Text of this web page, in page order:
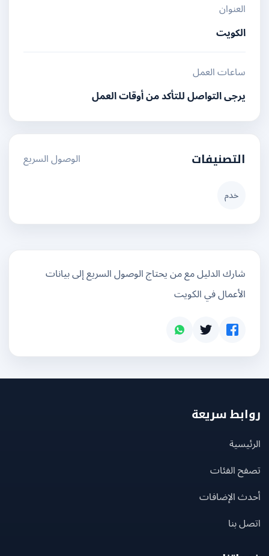
العنوان
الكويت
ساعات العمل
يرجى التواصل للتأكد من أوقات العمل
التصنيفات الوصول السريع
شارك الدليل مع من يحتاج الوصول السريع إلى بيانات
الأعمال في الكويت
سريعة
الفئات
الإضافات
بنا